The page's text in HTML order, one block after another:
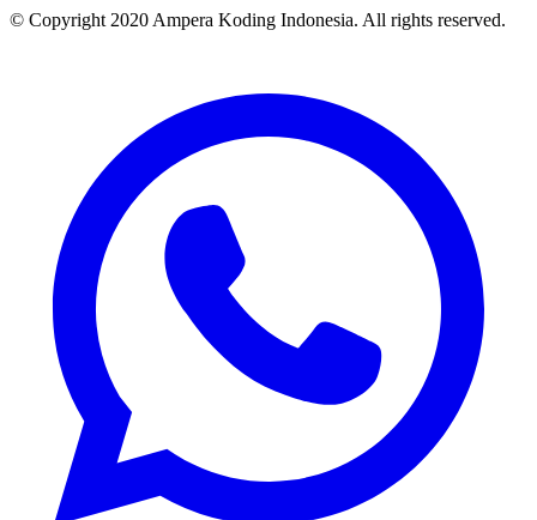
© Copyright 2020 Ampera Koding Indonesia. All rights reserved.